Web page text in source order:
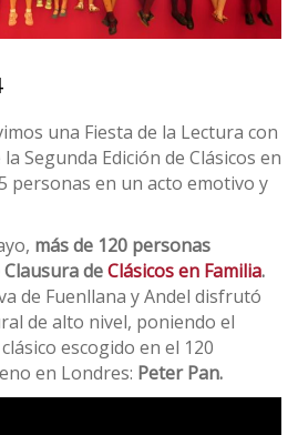
una Fiesta de la Lectura con
Segunda Edición de Clásicos en
personas en un acto emotivo y
más de 120 personas
deClásicos en Familia.
de Fuenllana y Andel disfrutó
de alto nivel, poniendo el
escogido en el 120
en Londres: Peter Pan.